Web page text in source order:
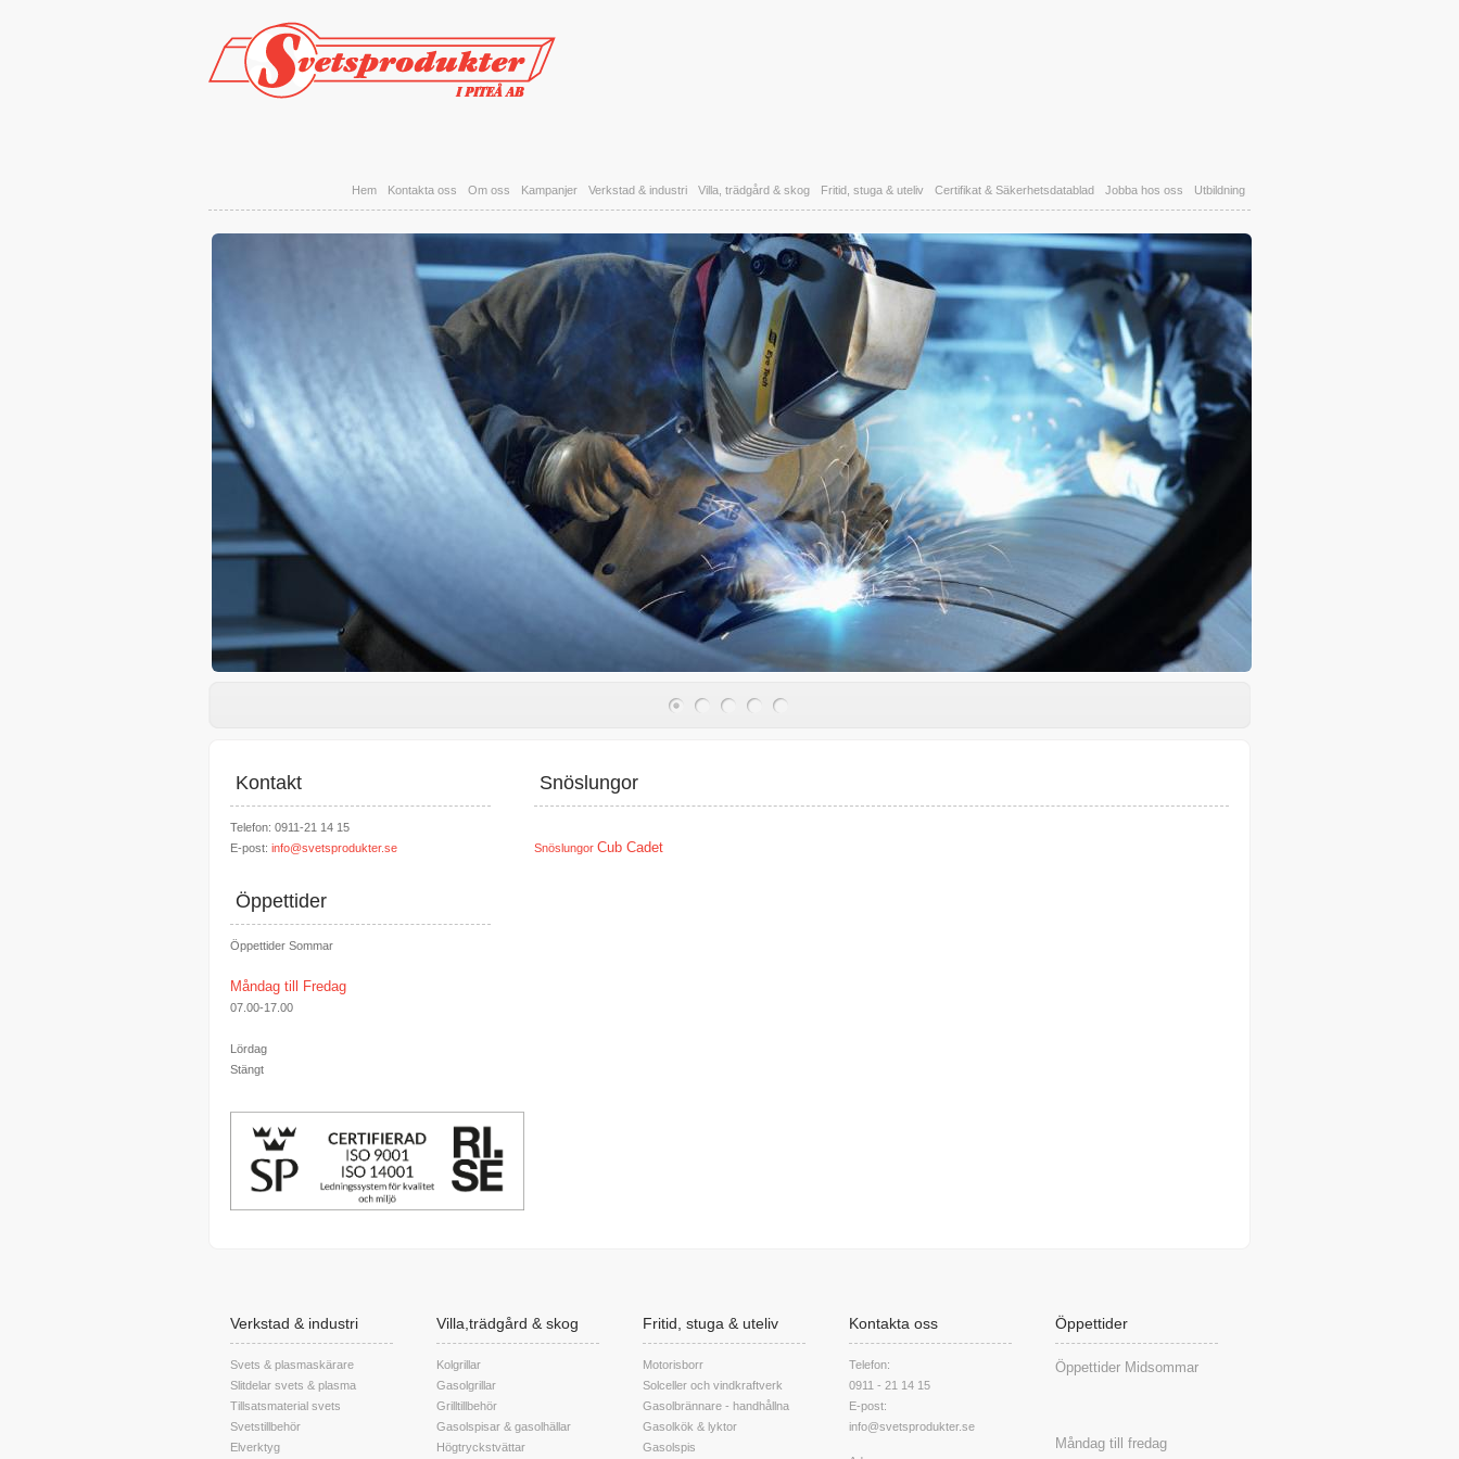
Hem Kontakta oss Om oss Kampanjer Verkstad & industri Villa, trädgård & skog Fritid, stuga & uteliv Certifikat & Säkerhetsdatablad Jobba hos oss Utbildning
Kontakt
Telefon: 0911-21 14 15
E-post: info@svetsprodukter.se
Öppettider
Öppettider Sommar
Måndag till Fredag
07.00-17.00
Lördag
Stängt
Snöslungor
Snöslungor Cub Cadet
Verkstad & industri
Svets & plasmaskärare
Slitdelar svets & plasma
Tillsatsmaterial svets
Svetstillbehör
Elverktyg
Villa,trädgård & skog
Kolgrillar
Gasolgrillar
Grilltillbehör
Gasolspisar & gasolhällar
Högtryckstvättar
Fritid, stuga & uteliv
Motorisborr
Solceller och vindkraftverk
Gasolbrännare - handhållna
Gasolkök & lyktor
Gasolspis
Kontakta oss
Telefon:
0911 - 21 14 15
E-post:
info@svetsprodukter.se
Öppettider
Öppettider Midsommar
Måndag till fredag